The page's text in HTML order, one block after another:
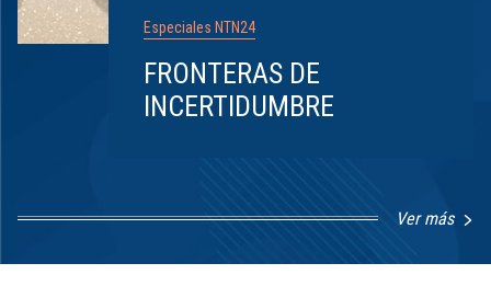
Especiales NTN24
FRONTERAS DE
INCERTIDUMBRE
Ver más